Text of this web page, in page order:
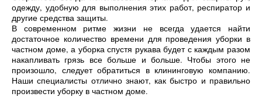
одежду, удобную для выполнения этих работ, респиратор и
другие средства защиты.
В современном ритме жизни не всегда удается найти
достаточное количество времени для проведения уборки в
частном доме, а уборка спустя рукава будет с каждым разом
накапливать грязь все больше и больше. Чтобы этого не
произошло, следует обратиться в клининговую компанию.
Наши специалисты отлично знают, как быстро и правильно
произвести уборку в частном доме.